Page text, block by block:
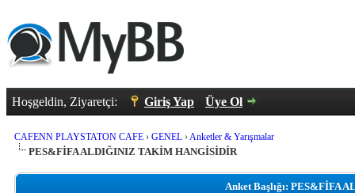
Hoşgeldin, Ziyaretçi: Giriş Yap Üye Ol
CAFENN PLAYSTATON CAFE › GENEL ›Anketler & Yarışmalar
PES&FİFA ALDIĞINIZ TAKİM HANGİSİDİR
Anket Başlığı: PES&FİFA